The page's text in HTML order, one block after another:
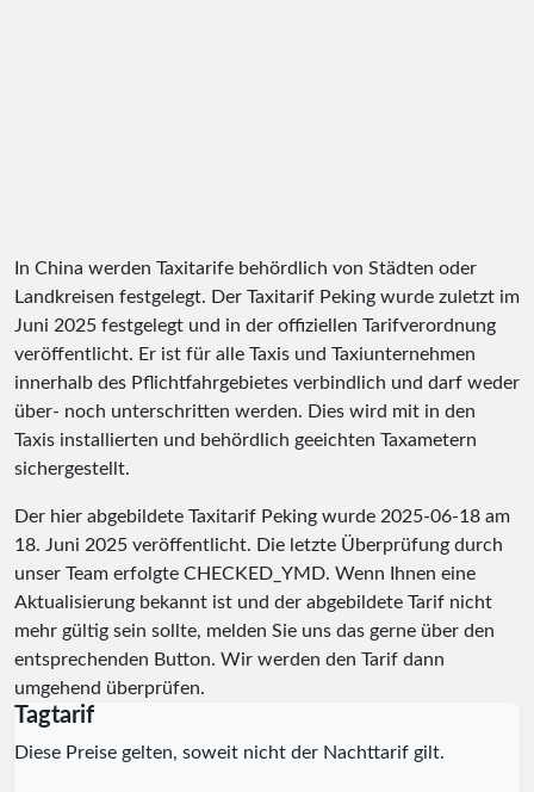
In China werden Taxitarife behördlich von Städten oder
Landkreisen festgelegt. Der Taxitarif Peking wurde zuletzt im
Juni 2025 festgelegt und in der offiziellen Tarifverordnung
veröffentlicht. Er ist für alle Taxis und Taxiunternehmen
innerhalb des Pflichtfahrgebietes verbindlich und darf weder
über- noch unterschritten werden. Dies wird mit in den
Taxis installierten und behördlich geeichten Taxametern
sichergestellt.
Der hier abgebildete Taxitarif Peking wurde 2025-06-18 am
18. Juni 2025 veröffentlicht. Die letzte Überprüfung durch
unser Team erfolgte CHECKED_YMD. Wenn Ihnen eine
Aktualisierung bekannt ist und der abgebildete Tarif nicht
mehr gültig sein sollte, melden Sie uns das gerne über den
entsprechenden Button. Wir werden den Tarif dann
umgehend überprüfen.
Tagtarif
Diese Preise gelten, soweit nicht der Nachttarif gilt.